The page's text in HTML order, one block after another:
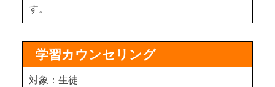
す。
学習カウンセリング
対象：生徒